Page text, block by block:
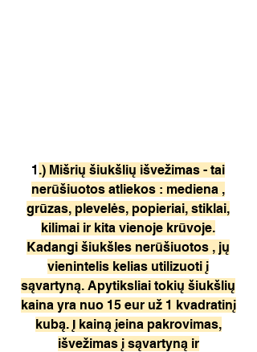
1 .) Mišrių šiukšlių išvežimas - tai
nerūšiuotos atliekos : mediena ,
grūzas, plevelės, popieriai, stiklai,
kilimai ir kita vienoje krūvoje.
Kadangi šiukšles nerūšiuotos , jų
vienintelis kelias utilizuoti į
sąvartyną. Apytiksliai tokių šiukšlių
kaina yra nuo 15 eur už 1 kvadratinį
kubą. Į kainą įeina pakrovimas,
išvežimas į sąvartyną ir